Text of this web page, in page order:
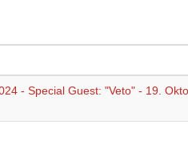
- Special Guest: "Veto" - 19.